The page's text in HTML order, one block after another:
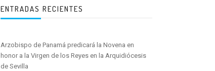
ENTRADAS RECIENTES
Arzobispo de Panamá predicará la Novena en
honor a la Virgen de los Reyes en la Arquidiócesis
de Sevilla